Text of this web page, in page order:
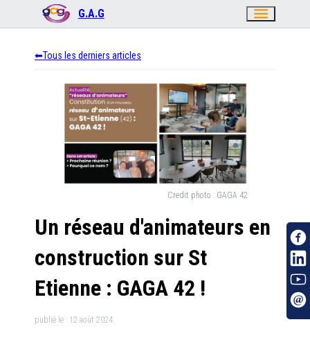
G.A.G menu
Tous les derniers articles
Credit photo : GAGA 42
Un réseau d'animateurs en
construction sur St
Etienne : GAGA 42 !
publié le : 12 août 2024